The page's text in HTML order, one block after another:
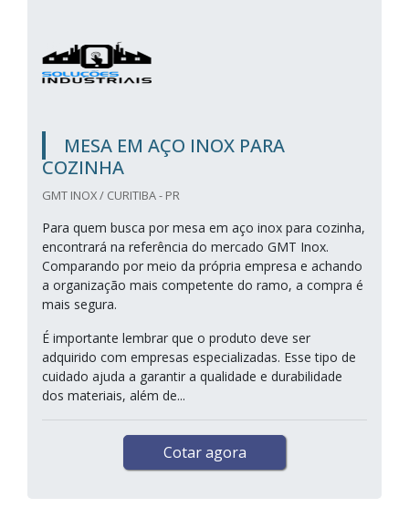
MESA EM AÇO INOX PARA
COZINHA
GMT INOX / CURITIBA - PR
Para quem busca por mesa em aço inox para cozinha,
encontrará na referência do mercado GMT Inox.
Comparando por meio da própria empresa e achando
a organização mais competente do ramo, a compra é
mais segura.
É importante lembrar que o produto deve ser
adquirido com empresas especializadas. Esse tipo de
cuidado ajuda a garantir a qualidade e durabilidade
dos materiais, além de...
Cotar agora